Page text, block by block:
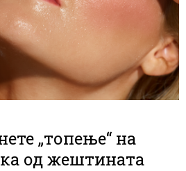
„топење“ на
од жештината